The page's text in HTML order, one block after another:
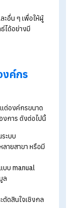
หรือเอกสาร HR อื่น
ต่าง ๆ อย่างแม่นยำ
ใบ 50 ทวิ ได้อย่างถู
บหรือยื่นภาษีประจำปี